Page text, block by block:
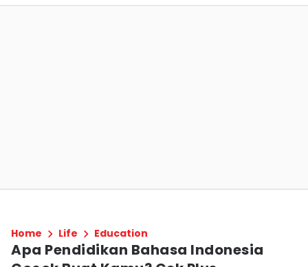
Home Life Education
Apa Pendidikan Bahasa Indonesia